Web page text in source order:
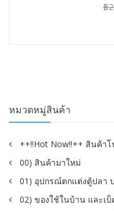
฿
หมวดหมู่สินค้า
++!!Hot Now!!++ สินค้า
00) สินค้ามาใหม่
01) อุปกรณ์ตกแต่งตู้ปลา
02) ของใช้ในบ้าน และเบ็